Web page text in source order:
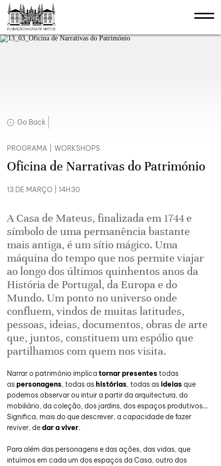
Go Back
PROGRAMA WORKSHOPS
Oficina de Narrativas do Património
13 DE MARÇO | 14H30
A Casa de Mateus, finalizada em 1744 e
símbolo de uma permanência bastante
mais antiga, é um sítio mágico. Uma
máquina do tempo que nos permite viajar
ao longo dos últimos quinhentos anos da
História de Portugal, da Europa e do
Mundo. Um ponto no universo onde
confluem, vindos de muitas latitudes,
pessoas, ideias, documentos, obras de arte
que, juntos, constituem um espólio que
partilhamos com quem nos visita.
Narrar o património implica tornar presentes todas
as personagens, todas as histórias, todas asideias que
podemos observar ou intuir a partir da arquitectura, do
mobiliário, da coleção, dos jardins, dos espaços produtivos…
Significa, mais do que descrever, a capacidade de fazer
reviver, dedar a viver.
Para além das personagens e das ações, das vidas, que
intuímos em cada um dos espaços da Casa, outro dos